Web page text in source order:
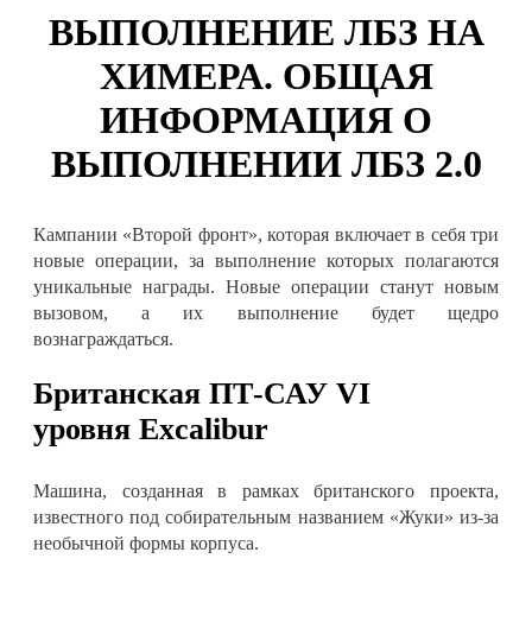
ВЫПОЛНЕНИЕ ЛБЗ НА
ХИМЕРА. ОБЩАЯ
ИНФОРМАЦИЯ О
ВЫПОЛНЕНИИ ЛБЗ 2.0
Кампании «Второй фронт», которая включает в себя три
новые операции, за выполнение которых полагаются
уникальные награды. Новые операции станут новым
вызовом, а их выполнение будет щедро
вознаграждаться.
Британская ПТ-САУ VI
уровня Excalibur
Машина, созданная в рамках британского проекта,
известного под собирательным названием «Жуки» из-за
необычной формы корпуса.